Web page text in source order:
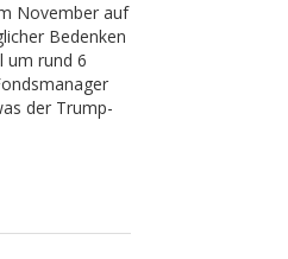
November auf
Bedenken
um rund 6
der Trump-